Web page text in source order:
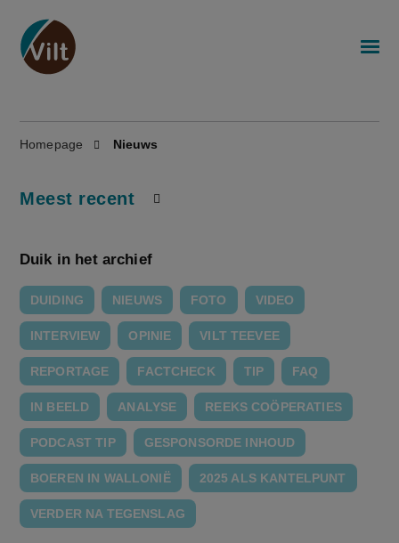
Homepage Nieuws
Meest recent
Duik in het archief
DUIDING NIEUWS FOTO VIDEO
INTERVIEW OPINIE VILT TEEVEE
REPORTAGE FACTCHECK TIP FAQ
IN BEELD ANALYSE REEKS COÖPERATIES
PODCAST TIP GESPONSORDE INHOUD
BOEREN IN WALLONIË 2025 ALS KANTELPUNT
VERDER NA TEGENSLAG